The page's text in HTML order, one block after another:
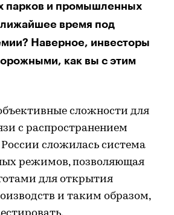
парков и промышленных
время под
Наверное, инвесторы
как вы с этим
сложности для
с распространением
сложилась система
режимов, позволяющая
для открытия
и таким образом,